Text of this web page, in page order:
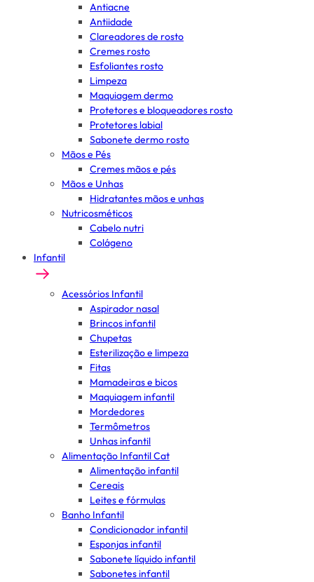
Antiacne
Antiidade
Clareadores de rosto
Cremes rosto
Esfoliantes rosto
Limpeza
Maquiagem dermo
Protetores e bloqueadores rosto
Protetores labial
Sabonete dermo rosto
Mãos e Pés
Cremes mãos e pés
Mãos e Unhas
Hidratantes mãos e unhas
Nutricosméticos
Cabelo nutri
Colágeno
Infantil
Acessórios Infantil
Aspirador nasal
Brincos infantil
Chupetas
Esterilização e limpeza
Fitas
Mamadeiras e bicos
Maquiagem infantil
Mordedores
Termômetros
Unhas infantil
Alimentação Infantil Cat
Alimentação infantil
Cereais
Leites e fórmulas
Banho Infantil
Condicionador infantil
Esponjas infantil
Sabonete líquido infantil
Sabonetes infantil